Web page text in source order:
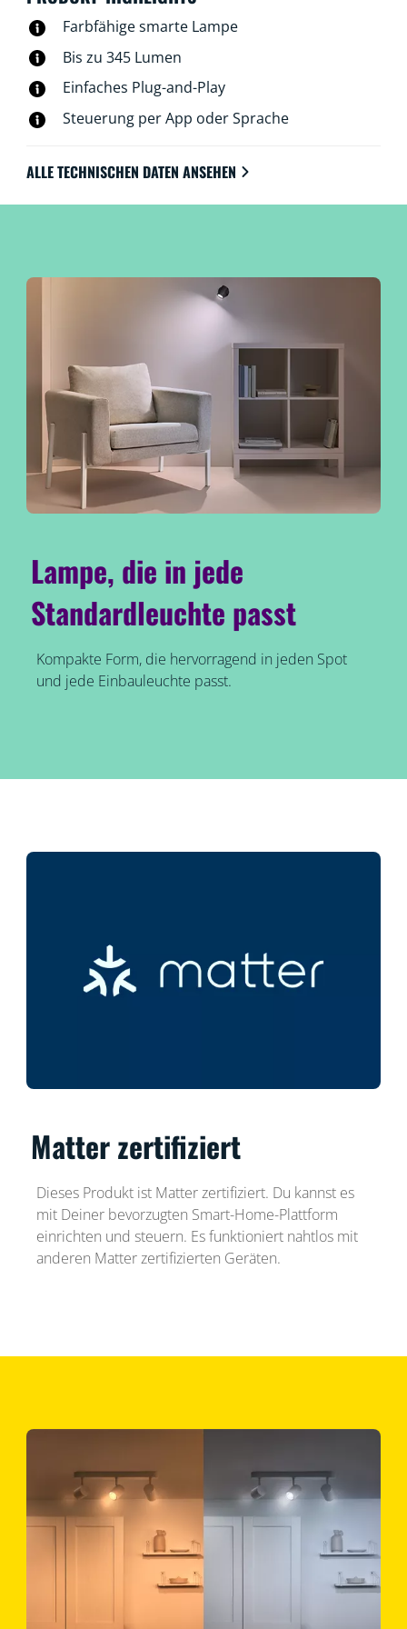
WiZ-Spots im GU10-Formfaktor ganz einfach mit
Deinem vorhandenen WLAN verbinden. Du benötigst
keine zusätzliche Hardware und keine
Netzwerkkenntnisse oder Einrichtungsprozesse.
Farbfähige smarte Lampe
Bis zu 345 Lumen
Einfaches Plug-and-Play
Steuerung per App oder Sprache
ALLE TECHNISCHEN DATEN ANSEHEN
Lampe, die in jede
Standardleuchte passt
Kompakte Form, die hervorragend in jeden Spot
und jede Einbauleuchte passt.
Matter zertifiziert
Dieses Produkt ist Matter zertifiziert. Du kannst es
mit Deiner bevorzugten Smart-Home-Plattform
einrichten und steuern. Es funktioniert nahtlos mit
anderen Matter zertifizierten Geräten.